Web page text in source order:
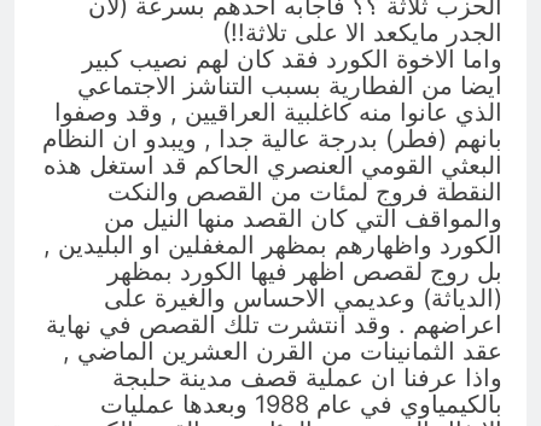
الحزب ثلاثة ؟؟ فاجابه احدهم بسرعة (لان
الجدر مايكعد الا على تلاثة!!)
واما الاخوة الكورد فقد كان لهم نصيب كبير
ايضا من الفطارية بسبب التناشز الاجتماعي
الذي عانوا منه كاغلبية العراقيين , وقد وصفوا
بانهم (فطر) بدرجة عالية جدا , ويبدو ان النظام
البعثي القومي العنصري الحاكم قد استغل هذه
النقطة فروج لمئات من القصص والنكت
والمواقف التي كان القصد منها النيل من
الكورد واظهارهم بمظهر المغفلين او البليدين ,
بل روج لقصص اظهر فيها الكورد بمظهر
(الدياثة) وعديمي الاحساس والغيرة على
اعراضهم . وقد انتشرت تلك القصص في نهاية
عقد الثمانينات من القرن العشرين الماضي ,
واذا عرفنا ان عملية قصف مدينة حلبجة
بالكيمياوي في عام 1988 وبعدها عمليات